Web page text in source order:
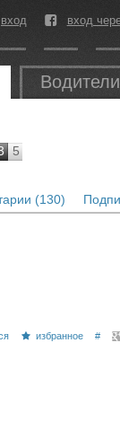
вход вход
Водители
5
(130)
избранное #